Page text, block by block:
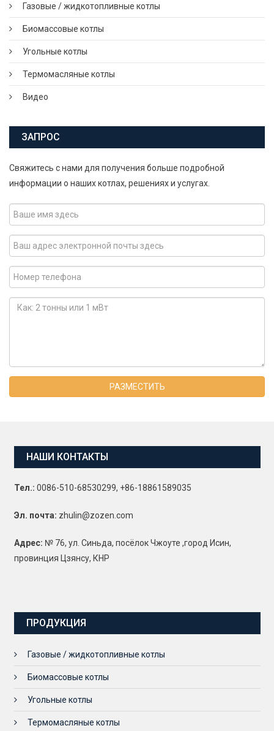
Газовые / жидкотопливные котлы
Биомассовые котлы
Угольные котлы
Термомасляные котлы
Видео
ЗАПРОС
Свяжитесь с нами для получения больше подробной
информации о наших котлах, решениях и услугах.
РАЗМЕСТИТЬ
НАШИ КОНТАКТЫ
Тел.: 0086-510-68530299, +86-18861589035
Эл. почта: zhulin@zozen.com
Адрес: № 76, ул. Синьда, посёлок Чжоуте ,город Исин,
провинция Цзянсу, КНР
ПРОДУКЦИЯ
Газовые / жидкотопливные котлы
Биомассовые котлы
Угольные котлы
Термомасляные котлы